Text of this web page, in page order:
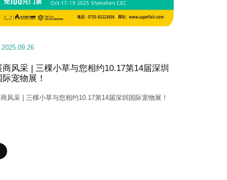
2025.09.26
商风采 | 三棵小草与您相约10.17第14届深圳
际宠物展！
商风采 | 三棵小草与您相约10.17第14届深圳国际宠物展！